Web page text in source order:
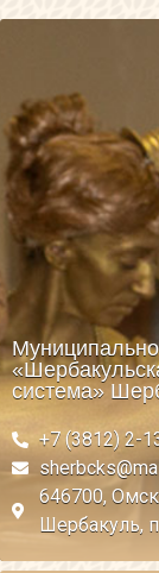
система»
+7 (3812) 2-
646700,
Шербакуль,